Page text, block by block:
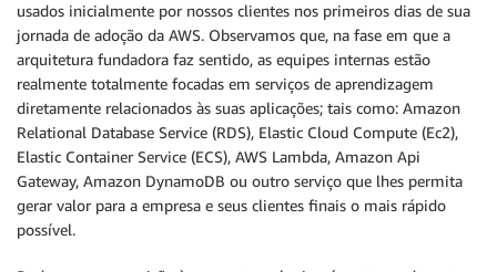
usados inicialmente por nossos clientes nos primeiros dias de sua
jornada de adoção da AWS. Observamos que, na fase em que a
arquitetura fundadora faz sentido, as equipes internas estão
realmente totalmente focadas em serviços de aprendizagem
diretamente relacionados às suas aplicações; tais como: Amazon
Relational Database Service (RDS), Elastic Cloud Compute (Ec2),
Elastic Container Service (ECS), AWS Lambda, Amazon Api
Gateway, Amazon DynamoDB ou outro serviço que lhes permita
gerar valor para a empresa e seus clientes finais o mais rápido
possível.